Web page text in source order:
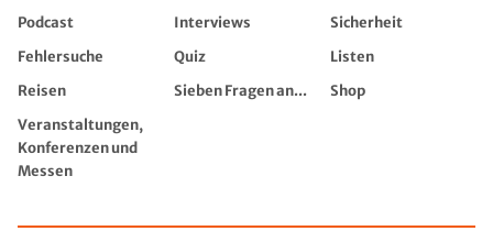
Podcast
Interviews
Sicherheit
Fehlersuche
Quiz
Listen
Reisen
Sieben Fragen an...
Shop
Veranstaltungen,
Konferenzen und
Messen